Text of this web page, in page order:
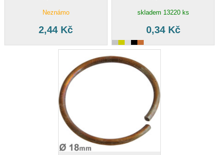
Neznámo
2,44 Kč
skladem 13220 ks
0,34 Kč